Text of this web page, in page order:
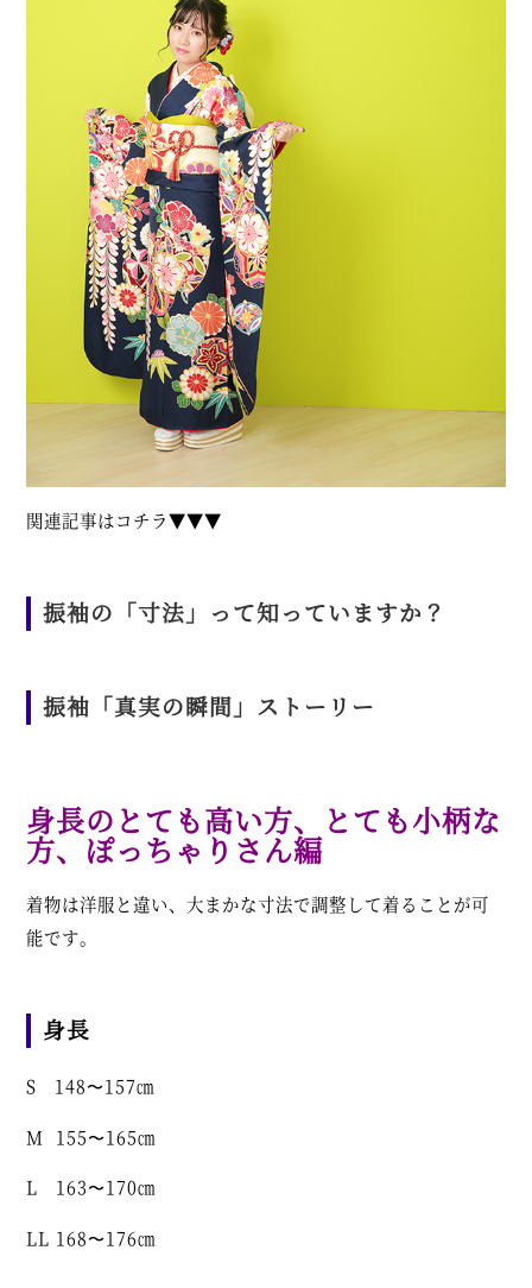
関連記事はコチラ▼▼▼
振袖の「寸法」って知っていますか？
振袖「真実の瞬間」ストーリー
身長のとても高い方、とても小柄な
方、ぽっちゃりさん編
着物は洋服と違い、大まかな寸法で調整して着ることが可
能です。
身長
S 148〜157㎝
M 155〜165㎝
L 163〜170㎝
LL 168〜176㎝